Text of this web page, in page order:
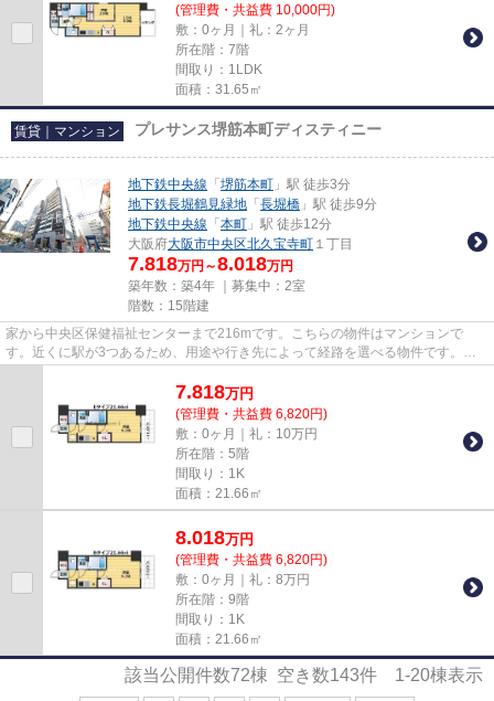
(管理費・共益費 10,000円)
敷：0ヶ月｜礼：2ヶ月
所在階：7階
間取り：1LDK
面積：31.65㎡
賃貸｜マンション プレサンス堺筋本町ディスティニー
地下鉄中央線 「 堺筋本町 」駅 徒歩3分
地下鉄長堀鶴見緑地 「 長堀橋 」駅 徒歩9分
地下鉄中央線 「 本町 」駅 徒歩12分
大阪府大阪市中央区北久宝寺町 １丁目
7.818万円～8.018万円
築年数：築4年 ｜募集中： 2室
階数：15階建
家から中央区保健福祉センターまで216mです。こちらの物件はマンションで
す。近くに駅が3つあるため、用途や行き先によって経路を選べる物件です。周
7.818万円
(管理費・共益費 6,820円)
敷：0ヶ月｜礼：10万円
所在階：5階
間取り：1K
面積：21.66㎡
8.018万円
(管理費・共益費 6,820円)
敷：0ヶ月｜礼：8万円
所在階：9階
間取り：1K
面積：21.66㎡
該当公開件数72棟 空き数143件 1-20棟表示